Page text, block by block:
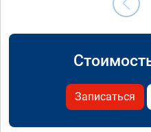
Записаться